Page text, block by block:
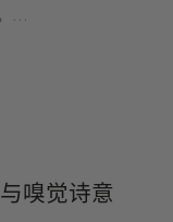
…
嗅觉诗意